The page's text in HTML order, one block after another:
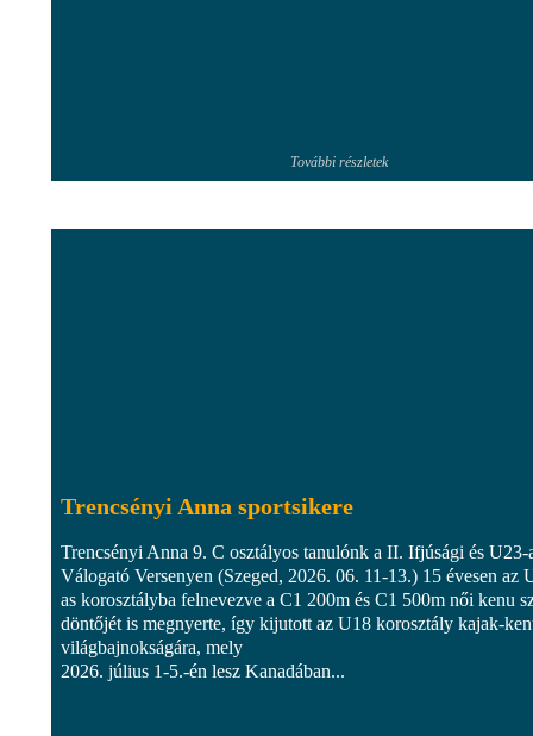
További részletek
Trencsényi Anna sportsikere
Trencsényi Anna 9. C osztályos tanulónk a II. Ifjúsági és U23-
Válogató Versenyen (Szeged, 2026. 06. 11-13.) 15 évesen az
as korosztályba felnevezve a C1 200m és C1 500m női kenu
döntőjét is megnyerte, így kijutott az U18 korosztály kajak-
világbajnokságára, mely
2026. július 1-5.-én lesz Kanadában...